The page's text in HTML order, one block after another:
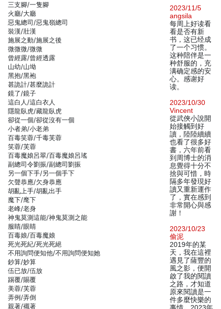
三支腳/一隻腳
火廳/大廳
惡鬼總司/惡鬼嶺總司
裝漢/壯漢
施展之動/施展之後
微微微/微微
曾經露/曾經透露
山幼/山坳
黑抱/黑袍
甚詭計/甚麼詭計
鏡了/鏡子
這白人/這白衣人
隱龍臥虎/藏龍臥虎
卻從一個/卻從沒有一個
小者弟/小老弟
百毒笑蓉/千毒芙蓉
笑蓉/芙蓉
百毒魔娘呂翠/百毒魔娘呂瑤
副總司令劉振/副總司劉振
另一個下手/另一個手下
欠聲恭應/欠身恭應
胡亂上手/胡亂出手
魔下/麾下
老峰/老身
神鬼莫測這能/神鬼莫測之能
服睛/眼睛
百毒娘/百毒魔娘
死光死紀/死光死絕
不用詢問便知他/不用詢問便知她
鈔算/妙算
伍已放/伍放
踢覆/賜覆
美蓉/芙蓉
弄例/弄倒
親著/襯著
2023/11/5
angsila
每周上好读看
看是否有新
书，这已经成
了一个习惯。
这种陪伴是一
种舒服的，充
满确定感的安
心。感谢好
读。
2023/10/30
Vincent
從武俠小說開
始接觸到好
讀，陸陸續續
也看了很多好
書，六年前看
到周博士的消
息覺得十分不
捨與可惜，時
隔多年發現好
讀又重新運作
了，實在感到
非常開心與感
謝！
2023/10/23
偷泥
2019年的某
天，我在這裡
遇見了薩豐的
風之影，便開
啟了我的閱讀
之路，才知道
原來閱讀是一
件多麼快樂的